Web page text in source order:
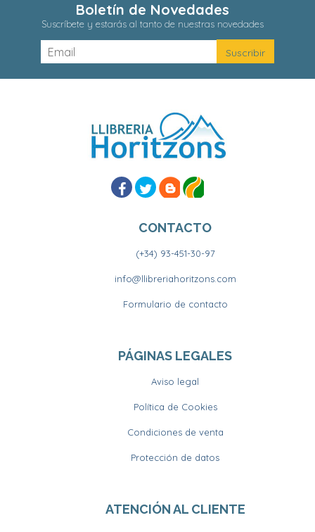
Boletín de Novedades
Suscríbete y estarás al tanto de nuestras novedades
CONTACTO
(+34) 93-451-30-97
info@llibreriahoritzons.com
Formulario de contacto
PÁGINAS LEGALES
Aviso legal
Política de Cookies
Condiciones de venta
Protección de datos
ATENCIÓN AL CLIENTE